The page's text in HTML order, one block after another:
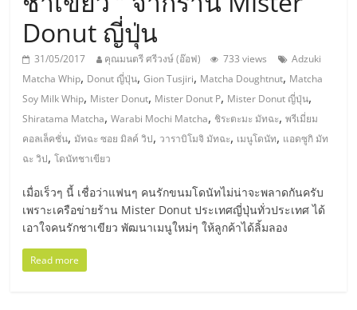
ส
เอ็
มอี
ไทย,
SMEs,
แฟ
Donut ญี่ปุ่น
31/05/2017 คุณมนตรี ศรีวงษ์ (อ๊อฟ) 733 views
Adzuki
Matcha Whip, Donut ญี่ปุ่น,Gion Tusjiri, Matcha Doughtnut, Matcha
Soy Milk Whip, Mister Donut, Mister Donut P, Mister Donut ญี่ปุ่น,
Shiratama Matcha,Warabi Mochi Matcha, ชิระตะมะ มัทฉะ,พรีเมี่ยม
คอลเล็คชั่น,มัทฉะ ซอย มิลค์ วิป, วาราบิโมจิ มัทฉะ, เมนูโดนัท, แอดซูกิ มัท
ฉะ วิป,โดนัทชาเขียว
เมื่อเร็วๆ นี้ เชื่อว่าแฟนๆ คนรักขนมโดนัทไม่น่าจะพลาดกันครับ
เพราะเครือข่ายร้าน Mister Donut ประเทศญี่ปุ่นทั่วประเทศ ได้
เอาใจคนรักชาเขียว พัฒนาเมนูใหม่ๆ ให้ลูกค้าได้ลิ้มลอง
Read more